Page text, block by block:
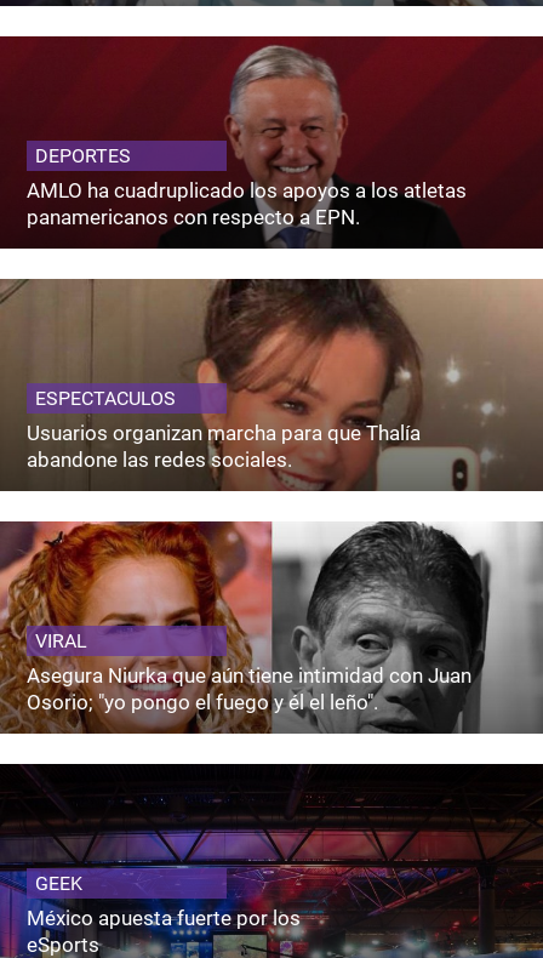
DEPORTES
AMLO ha cuadruplicado los apoyos a los atletas
panamericanos con respecto a EPN.
ESPECTACULOS
Usuarios organizan marcha para que Thalía
abandone las redes sociales.
VIRAL
Asegura Niurka que aún tiene intimidad con Juan
Osorio; "yo pongo el fuego y él el leño".
GEEK
México apuesta fuerte por los
eSports